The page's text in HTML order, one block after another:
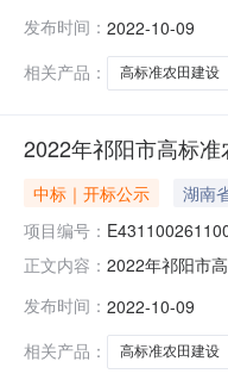
2014）和湖南
发布时间： 2022-10-09
相关产品：
高标准农田建设
2022年祁阳市高标
中标｜开标公示
湖南
项目编号：
正文内容： 2022年祁阳市
邵县新隆建筑
发布时间： 2022-10-09
相关产品：
高标准农田建设